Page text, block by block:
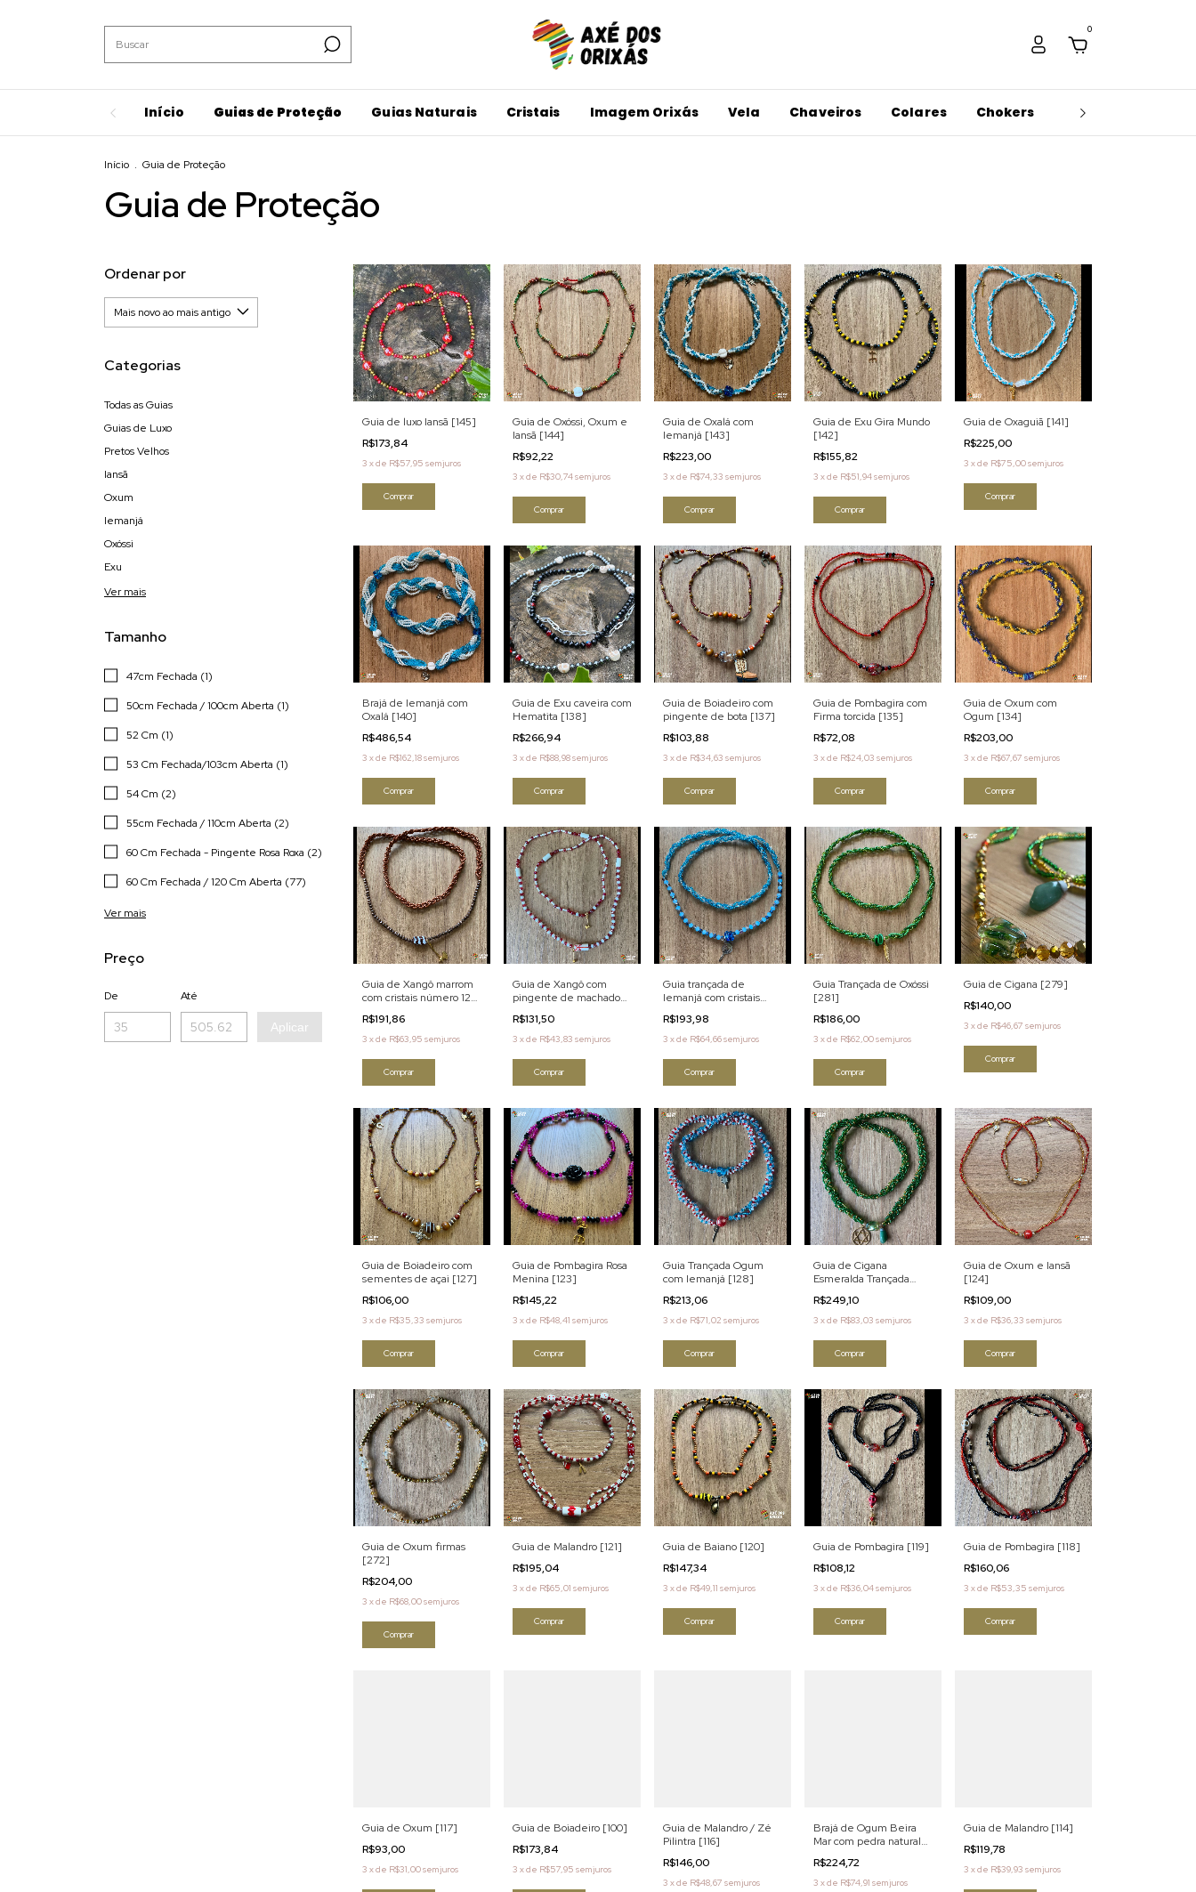
0
Início Guias de Proteção Guias Naturais Cristais Imagem Orixás Vela Chaveiros Colares Chokers Sabonetes
Início . Guia de Proteção
Guia de Proteção
Ordenar por
Categorias
Todas as Guias
Guias de Luxo
Pretos Velhos
Iansã
Oxum
Iemanjá
Oxóssi
Exu
Ver mais
Tamanho
47cm Fechada (1)
50cm Fechada / 100cm Aberta (1)
52 Cm (1)
53 Cm Fechada/103cm Aberta (1)
54 Cm (2)
55cm Fechada / 110cm Aberta (2)
60 Cm Fechada - Pingente Rosa Roxa (2)
60 Cm Fechada / 120 Cm Aberta (77)
Ver mais
Preço
De Até
Aplicar
Guia de luxo Iansã [145]
R$173,84
3 xde R$57,95 sem juros
Comprar
Guia de Oxóssi, Oxum e
Iansã [144]
R$92,22
3 xde R$30,74sem juros
Comprar
Guia de Oxalá com
Iemanjá [143]
R$223,00
3 xde R$74,33 sem juros
Comprar
Guia de Exu Gira Mundo
[142]
R$155,82
3 xde R$51,94sem juros
Comprar
Guia de Oxaguiã [141]
R$225,00
3 xde R$75,00sem juros
Comprar
Brajá de Iemanjá com
Oxalá [140]
R$486,54
3 xde R$162,18sem juros
Comprar
Guia de Exu caveira com
Hematita [138]
R$266,94
3 xde R$88,98sem juros
Comprar
Guia de Boiadeiro com
pingente de bota [137]
R$103,88
3 xde R$34,63 sem juros
Comprar
Guia de Pombagira com
Firma torcida [135]
R$72,08
3 xde R$24,03 sem juros
Comprar
Guia de Oxum com
Ogum [134]
R$203,00
3 xde R$67,67 sem juros
Comprar
Guia de Xangô marrom
com cristais número 12
R$191,86
3 xde R$63,95 sem juros
Comprar
Guia de Xangô com
pingente de machado
R$131,50
3 xde R$43,83 sem juros
Comprar
Guia trançada de
Iemanjá com cristais
R$193,98
3 xde R$64,66sem juros
Comprar
Guia Trançada de Oxóssi
[281]
R$186,00
3 xde R$62,00sem juros
Comprar
Guia de Cigana [279]
R$140,00
3 xde R$46,67 sem juros
Comprar
Guia de Boiadeiro com
sementes de açai [127]
R$106,00
3 xde R$35,33 sem juros
Comprar
Guia de Pombagira Rosa
Menina [123]
R$145,22
3 xde R$48,41 sem juros
Comprar
Guia Trançada Ogum
com Iemanjá [128]
R$213,06
3 xde R$71,02 sem juros
Comprar
Guia de Cigana
Esmeralda Trançada
R$249,10
3 xde R$83,03 sem juros
Comprar
Guia de Oxum e Iansã
[124]
R$109,00
3 xde R$36,33 sem juros
Comprar
Guia de Oxum firmas
[272]
R$204,00
3 xde R$68,00sem juros
Comprar
Guia de Malandro [121]
R$195,04
3 xde R$65,01 sem juros
Comprar
Guia de Baiano [120]
R$147,34
3 xde R$49,11 sem juros
Comprar
Guia de Pombagira [119]
R$108,12
3 xde R$36,04sem juros
Comprar
Guia de Pombagira [118]
R$160,06
3 xde R$53,35 sem juros
Comprar
Guia de Oxum [117]
R$93,00
3 xde R$31,00sem juros
Guia de Boiadeiro [100]
R$173,84
3 xde R$57,95 sem juros
Guia de Malandro / Zé
Pilintra [116]
R$146,00
3 xde R$48,67 sem juros
Brajá de Ogum Beira
Mar com pedra natural
R$224,72
3 xde R$74,91 sem juros
Guia de Malandro [114]
R$119,78
3 xde R$39,93 sem juros